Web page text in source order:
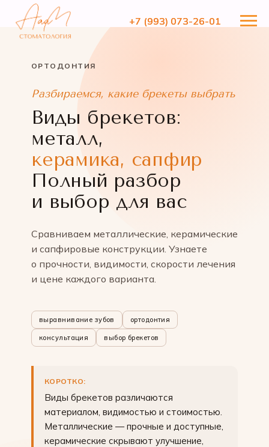
+7 (993) 073-26-01
+7 (993) 073-26-01
ОРТОДОНТИЯ
Разбираемся, какие брекеты выбрать
Виды брекетов:
металл,
керамика, сапфир
Полный разбор
и выбор для вас
Сравниваем металлические, керамические
и сапфировые конструкции. Узнаете
о прочности, видимости, скорости лечения
и цене каждого варианта.
выравнивание зубов ортодонтия
консультация выбор брекетов
КОРОТКО:
Виды брекетов различаются
материалом, видимостью и стоимостью.
Металлические — прочные и доступные,
керамические скрывают улучшение,